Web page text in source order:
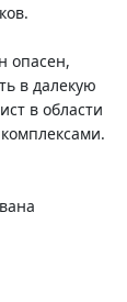
опасен,
в далекую
в области